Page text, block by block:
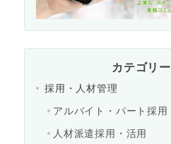
カテゴリー
採用・人材管理
アルバイト・パート採用
人材派遣採用・活用